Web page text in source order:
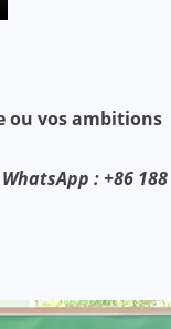
ou vos ambitions
: +86 188